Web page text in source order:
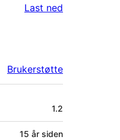
Last ned
Brukerstøtte
1.2
15 år siden